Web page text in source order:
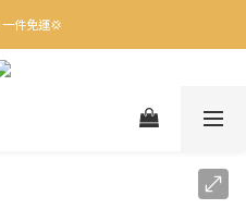
App 即享多重禮遇！
件免運💢
貨上門免運